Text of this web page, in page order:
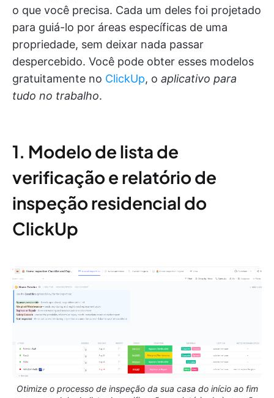
o que você precisa. Cada um deles foi projetado
para guiá-lo por áreas específicas de uma
propriedade, sem deixar nada passar
despercebido. Você pode obter esses modelos
gratuitamente no ClickUp, o aplicativo para
tudo no trabalho.
1. Modelo de lista de
verificação e relatório de
inspeção residencial do
ClickUp
Otimize o processo de inspeção da sua casa do início ao fim